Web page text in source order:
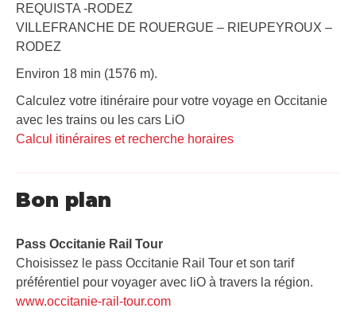
REQUISTA -RODEZ
VILLEFRANCHE DE ROUERGUE – RIEUPEYROUX –
RODEZ
Environ 18 min (1576 m).
Calculez votre itinéraire pour votre voyage en Occitanie
avec les trains ou les cars LiO
Calcul itinéraires et recherche horaires
Bon plan
Pass Occitanie Rail Tour​
Choisissez le pass Occitanie Rail Tour et son tarif
préférentiel pour voyager avec liO à travers la région.
www.occitanie-rail-tour.com